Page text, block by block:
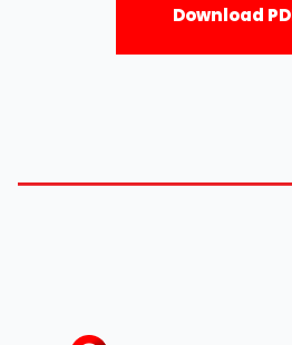
Download